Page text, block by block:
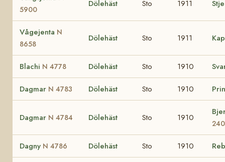
5900
Dölehäst Sto 1911
Vågejenta N
8658
Dölehäst Sto 1911
Blachi N 4778 Dölehäst Sto 1910
Dagmar N 4783 Dölehäst Sto 1910
Dagmar N 4784 Dölehäst Sto 1910
Dagny N 4786 Dölehäst Sto 1910